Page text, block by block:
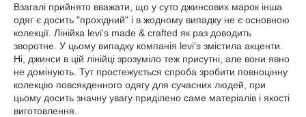
Взагалі прийнято вважати, що у суто джинсових марок інша
одяг є досить "прохідний" і в жодному випадку не є основною
колекції. Лінійка levi's made & crafted як раз доводить
зворотне. У цьому випадку компанія levi's змістила акценти.
Ні, джинси в цій лінійці зрозуміло теж присутні, але вони явно
не домінують. Тут простежується спроба зробити повноцінну
колекцію повсякденного одягу для сучасних людей, при
цьому досить значну увагу приділено саме матеріалів і якості
виготовлення.